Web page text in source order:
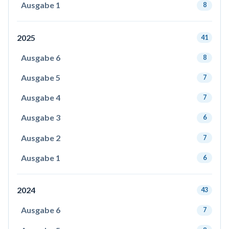
Ausgabe 1 8
2025 41
Ausgabe 6 8
Ausgabe 5 7
Ausgabe 4 7
Ausgabe 3 6
Ausgabe 2 7
Ausgabe 1 6
2024 43
Ausgabe 6 7